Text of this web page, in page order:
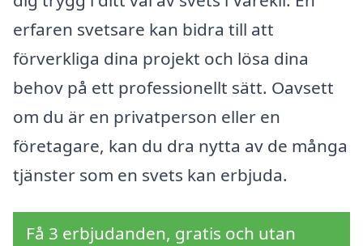
erfaren svetsare kan bidra till att
förverkliga dina projekt och lösa dina
behov på ett professionellt sätt. Oavsett
om du är en privatperson eller en
företagare, kan du dra nytta av de många
tjänster som en svets kan erbjuda.
Få 3 erbjudanden, gratis och utan